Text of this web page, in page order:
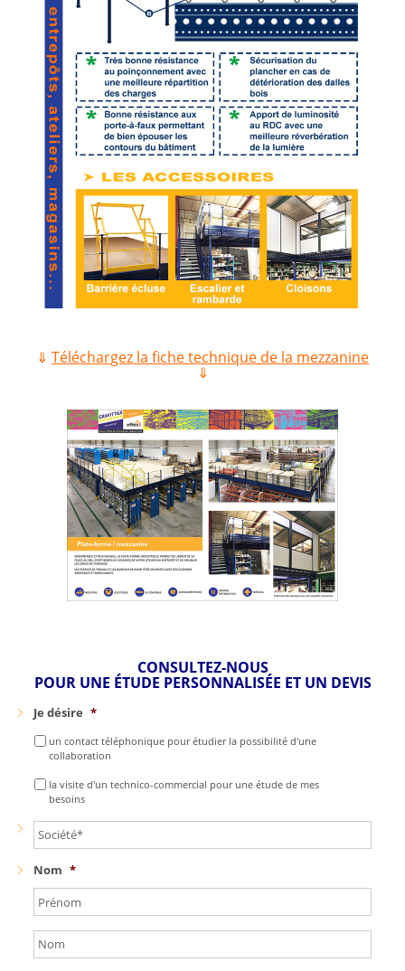
⇓ Téléchargez la fiche technique de la mezzanine
⇓
CONSULTEZ-NOUS
POUR UNE ÉTUDE PERSONNALISÉE ET UN DEVIS
Je désire *
un contact téléphonique pour étudier la possibilité d'une
collaboration
la visite d'un technico-commercial pour une étude de mes
besoins
Nom *